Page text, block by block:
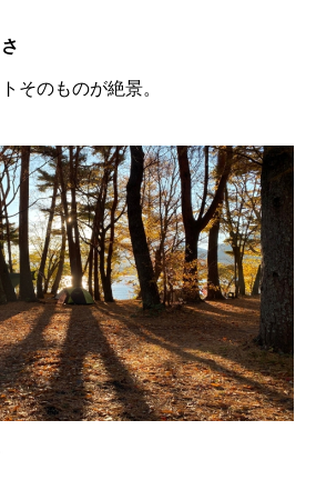
そのものが絶景。